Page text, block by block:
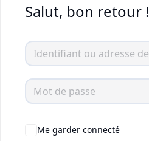
Salut, bon retour !
Me garder connecté